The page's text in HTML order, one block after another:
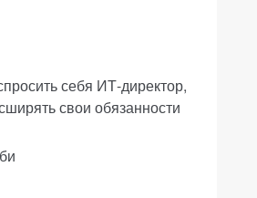
себя ИТ-директор,
свои обязанности